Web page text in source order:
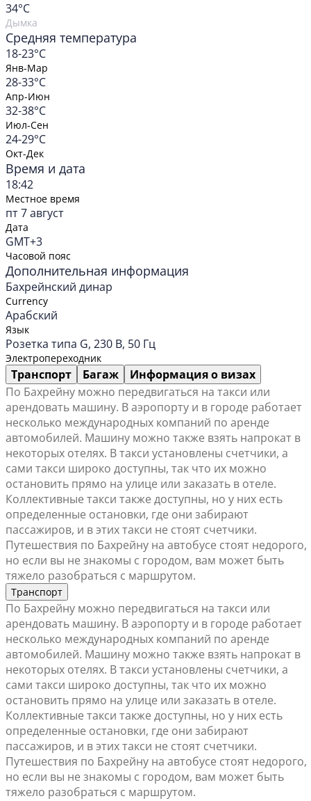
34°C
Дымка
Средняя температура
18-23°C
Янв-Мар
28-33°C
Апр-Июн
32-38°C
Июл-Сен
24-29°C
Окт-Дек
Время и дата
18:42
Местное время
пт 7 август
Дата
GMT+3
Часовой пояс
Дополнительная информация
Бахрейнский динар
Currency
Арабский
Язык
Розетка типа G, 230 В, 50 Гц
Электропереходник
Транспорт Багаж
Информация о визах
По Бахрейну можно передвигаться на такси или
арендовать машину. В аэропорту и в городе работает
несколько международных компаний по аренде
автомобилей. Машину можно также взять напрокат в
некоторых отелях. В такси установлены счетчики, а
сами такси широко доступны, так что их можно
остановить прямо на улице или заказать в отеле.
Коллективные такси также доступны, но у них есть
определенные остановки, где они забирают
пассажиров, и в этих такси не стоят счетчики.
Путешествия по Бахрейну на автобусе стоят недорого,
но если вы не знакомы с городом, вам может быть
тяжело разобраться с маршрутом.
Транспорт
По Бахрейну можно передвигаться на такси или
арендовать машину. В аэропорту и в городе работает
несколько международных компаний по аренде
автомобилей. Машину можно также взять напрокат в
некоторых отелях. В такси установлены счетчики, а
сами такси широко доступны, так что их можно
остановить прямо на улице или заказать в отеле.
Коллективные такси также доступны, но у них есть
определенные остановки, где они забирают
пассажиров, и в этих такси не стоят счетчики.
Путешествия по Бахрейну на автобусе стоят недорого,
но если вы не знакомы с городом, вам может быть
тяжело разобраться с маршрутом.